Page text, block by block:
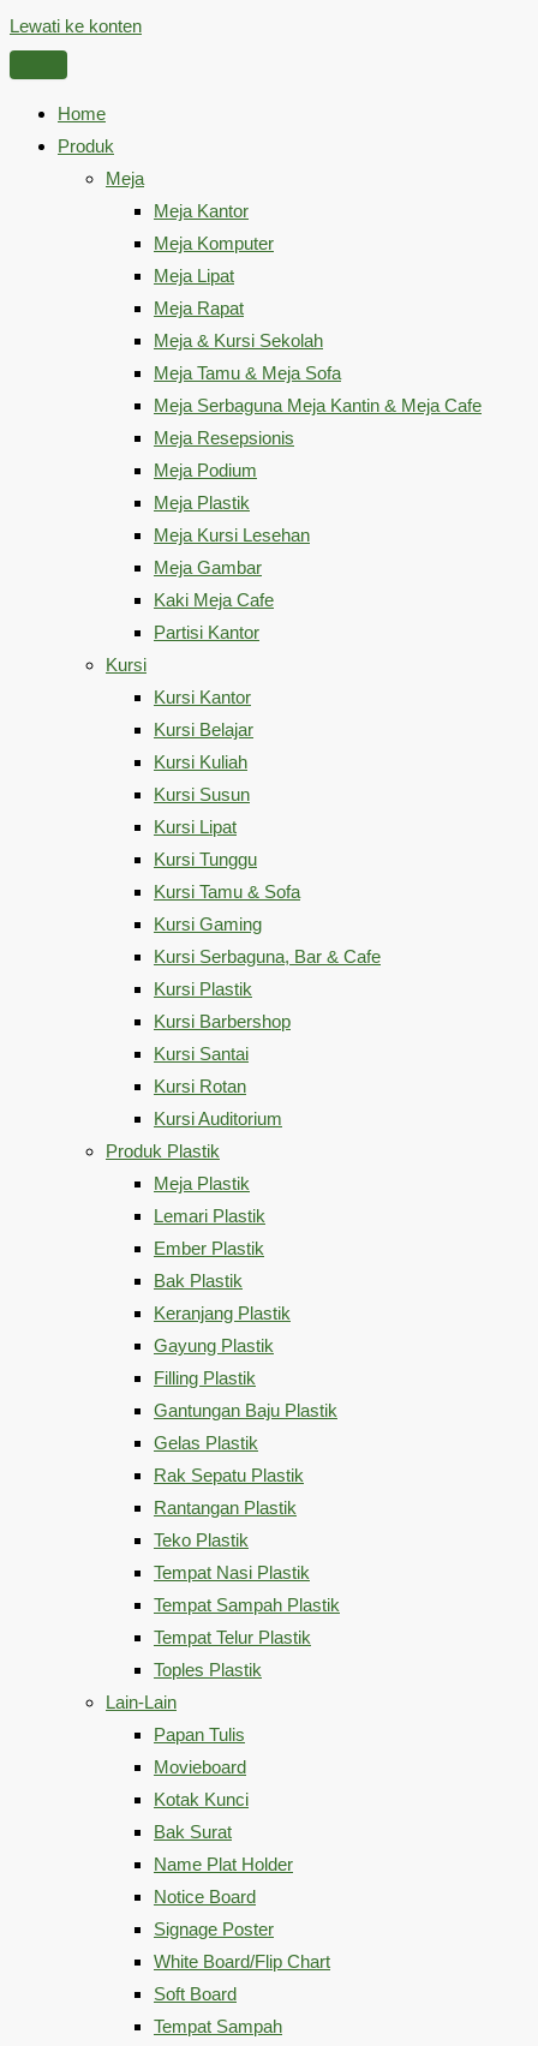
Lewati ke konten
Home
Produk
Meja
Meja Kantor
Meja Komputer
Meja Lipat
Meja Rapat
Meja & Kursi Sekolah
Meja Tamu & Meja Sofa
Meja Serbaguna Meja Kantin & Meja Cafe
Meja Resepsionis
Meja Podium
Meja Plastik
Meja Kursi Lesehan
Meja Gambar
Kaki Meja Cafe
Partisi Kantor
Kursi
Kursi Kantor
Kursi Belajar
Kursi Kuliah
Kursi Susun
Kursi Lipat
Kursi Tunggu
Kursi Tamu & Sofa
Kursi Gaming
Kursi Serbaguna, Bar & Cafe
Kursi Plastik
Kursi Barbershop
Kursi Santai
Kursi Rotan
Kursi Auditorium
Produk Plastik
Meja Plastik
Lemari Plastik
Ember Plastik
Bak Plastik
Keranjang Plastik
Gayung Plastik
Filling Plastik
Gantungan Baju Plastik
Gelas Plastik
Rak Sepatu Plastik
Rantangan Plastik
Teko Plastik
Tempat Nasi Plastik
Tempat Sampah Plastik
Tempat Telur Plastik
Toples Plastik
Lain-Lain
Papan Tulis
Movieboard
Kotak Kunci
Bak Surat
Name Plat Holder
Notice Board
Signage Poster
White Board/Flip Chart
Soft Board
Tempat Sampah